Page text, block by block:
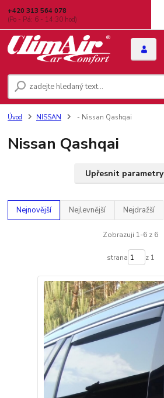
+420 313 564 078
(Po - Pá: 6 - 14:30 hod)
Úvod NISSAN - Nissan Qashqai
Nissan Qashqai
Upřesnit parametry
Nejnovější Nejlevnější Nejdražší
Zobrazuji 1-6 z 6
strana z 1